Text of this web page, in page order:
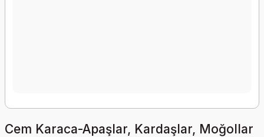
Cem Karaca-Apaşlar, Kardaşlar, Moğollar